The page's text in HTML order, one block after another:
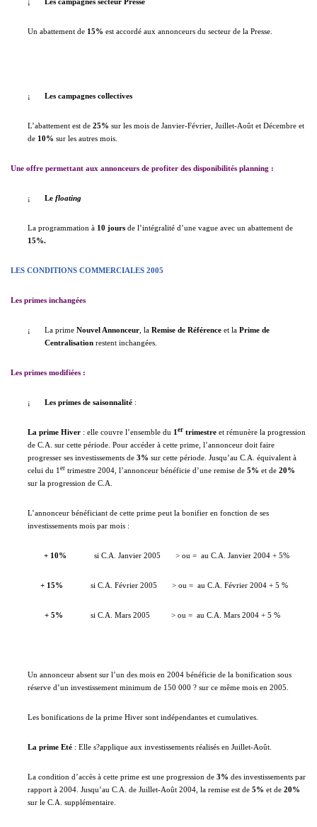
Un abattement de 15% est accordé aux annonceurs du secteur de la Presse.
¡ Les campagnes collectives
L’abattement est de 25% sur les mois de Janvier-Février, Juillet-Août et Décembre et
de 10% sur les autres mois.
Une offre permettant aux annonceurs de profiter des disponibilités planning :
¡ Le floating
La programmation à 10 jours de l’intégralité d’une vague avec un abattement de
15%.
LES CONDITIONS COMMERCIALES 2005
Les primes inchangées
¡ La prime Nouvel Annonceur , la Remise de Référence et la Prime de
Centralisation restent inchangées.
Les primes modifiées :
¡ Les primes de saisonnalité :
La prime Hiver : elle couvre l’ensemble du 1 er trimestre et rémunère la progression
de C.A. sur cette période. Pour accéder à cette prime, l’annonceur doit faire
progresser ses investissements de 3% sur cette période. Jusqu’au C.A. équivalent à
celui du 1 er trimestre 2004, l’annonceur bénéficie d’une remise de 5% et de 20%
sur la progression de C.A.
L’annonceur bénéficiant de cette prime peut la bonifier en fonction de ses
investissements mois par mois :
+ 10% si C.A. Janvier 2005 > ou = au C.A. Janvier 2004 + 5%
+ 15% si C.A. Février 2005 > ou = au C.A. Février 2004 + 5 %
+ 5% si C.A. Mars 2005 > ou = au C.A. Mars 2004 + 5 %
Un annonceur absent sur l’un des mois en 2004 bénéficie de la bonification sous
réserve d’un investissement minimum de 150 000 ? sur ce même mois en 2005.
Les bonifications de la prime Hiver sont indépendantes et cumulatives.
La prime Eté : Elle s?applique aux investissements réalisés en Juillet-Août.
La condition d’accès à cette prime est une progression de 3% des investissements par
rapport à 2004. Jusqu’au C.A. de Juillet-Août 2004, la remise est de 5% et de 20%
sur le C.A. supplémentaire.